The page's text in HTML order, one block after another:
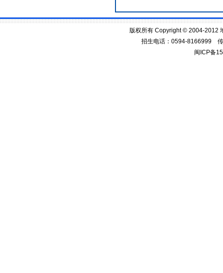
版权所有 Copyright © 2004-2012
招生电话：0594-8166999
闽ICP备